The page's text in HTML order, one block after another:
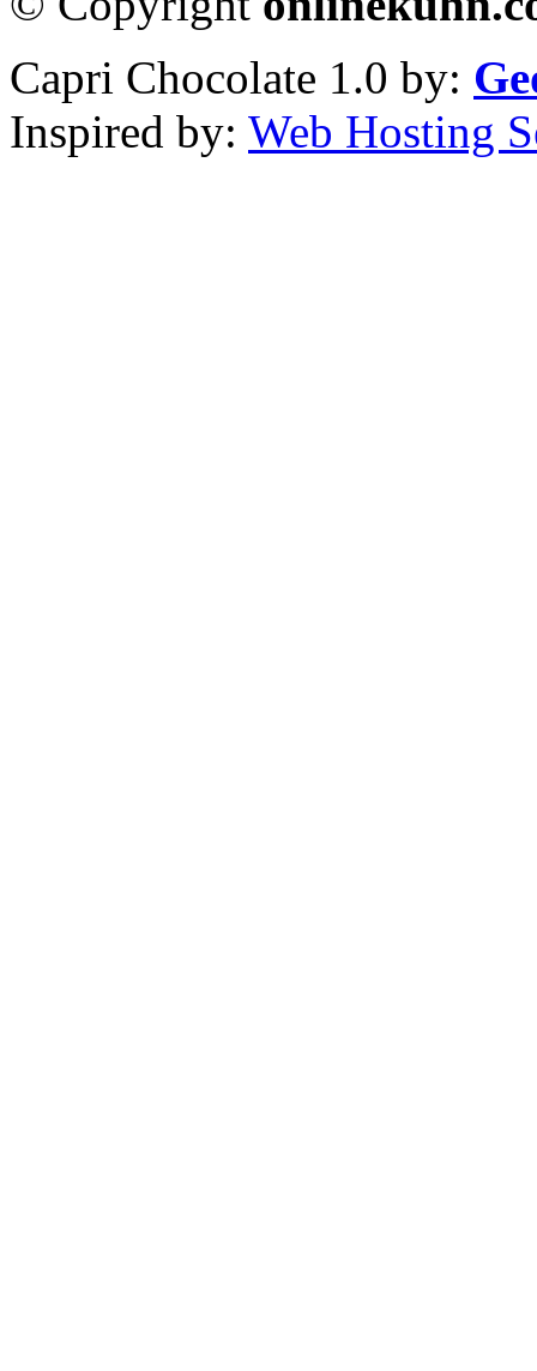
Capri Chocolate 1.0 by:
Inspired by: Web Hosting